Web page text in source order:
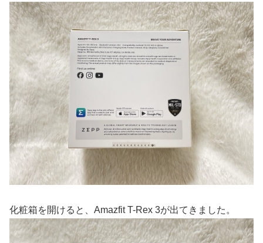
化粧箱を開けると、Amazfit T-Rex 3が出てきました。